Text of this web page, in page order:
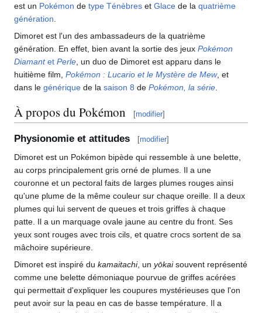
est un Pokémon de type Ténèbres et Glace de la quatrième
génération
Dimoret est l'un des ambassadeurs de la quatrième
génération. En effet, bien avant la sortie des jeux Pokémon
Diamantet Perle , un duo de Dimoret est apparu dans le
huitième film, Pokémon : Lucario et le Mystère de Mew, et
dans le générique de la saison 8 de Pokémon, la série
À propos du Pokémon [modifier]
Physionomie et attitudes [modifier]
Dimoret est un Pokémon bipède qui ressemble à une belette,
au corps principalement gris orné de plumes. Il a une
couronne et un pectoral faits de larges plumes rouges ainsi
qu'une plume de la même couleur sur chaque oreille. Il a deux
plumes qui lui servent de queues et trois griffes à chaque
patte. Il a un marquage ovale jaune au centre du front. Ses
yeux sont rouges avec trois cils, et quatre crocs sortent de sa
mâchoire supérieure.
Dimoret est inspiré du kamaitachi, un yōkaisouvent représenté
comme une belette démoniaque pourvue de griffes acérées
qui permettait d'expliquer les coupures mystérieuses que l'on
peut avoir sur la peau en cas de basse température. Il a